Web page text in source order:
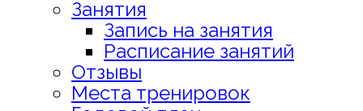
Занятия
Запись на занятия
Расписание занятий
Отзывы
Места тренировок